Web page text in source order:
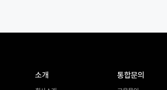
소개 통합문의